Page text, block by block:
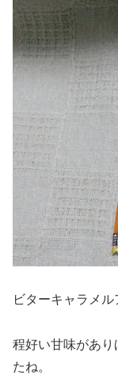
ビターキャラメル
程好い甘味があり
たね。